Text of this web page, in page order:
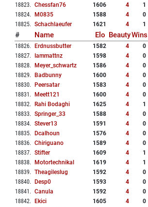
18823. Chessfan76 1606 4
1
18824. M0835 1588 4
0
18825. Schachlaeufer 1621 4 1
# Name Elo BeautyWins
18826. Erdnussbutter 1582 4
0
18827. Iammattnz 1598 4
0
18828. Meyer_schwartz 1586 4
0
18829. Badbunny 1600 4
0
18830. Peersatar 1583 4
0
18831 . Meett121 1600 4
0
18832. Rahi Bodaghi 1625 4
1
18833. Springer_33 1588 4
0
18834. Stever13 1591 4
0
18835. Dcalhoun 1576 4
0
18836. Chiriguano 1589 4
0
18837. Stifter 1609 4
1
18838. Motortechnikal 1619 4
1
18839. Theagileslug 1592 4
0
18840. Desp0 1593 4
0
18841 . Canula 1592 4
0
18842. Ekici 1605 4
0